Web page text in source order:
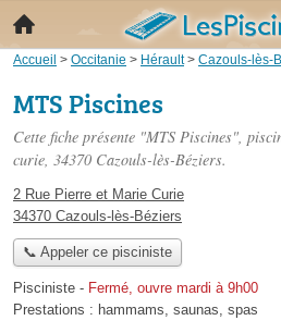
Accueil > Occitanie > Hérault> Cazouls-lès-
MTS Piscines
Cette fiche présente "MTS Piscines",
curie, 34370 Cazouls-lès-Béziers.
2 Rue Pierre et Marie Curie
34370 Cazouls-lès-Béziers
📞 Appeler ce pisciniste
Pisciniste - Fermé, ouvre mardi à 9h00
Prestations : hammams, saunas, spas